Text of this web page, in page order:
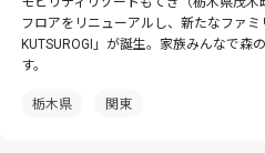
フロアをリニューアルし、新たなファ
KUTSUROGI」が誕生。家族みんなで森
す。
栃木県 関東